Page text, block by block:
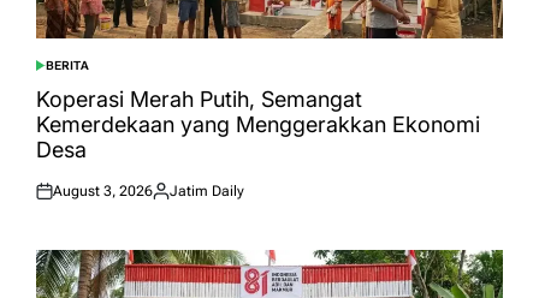
POSTED
IN
BERITA
Koperasi Merah Putih, Semangat
Kemerdekaan yang Menggerakkan Ekonomi
Desa
Posted
August 3, 2026
Posted
Jatim Daily